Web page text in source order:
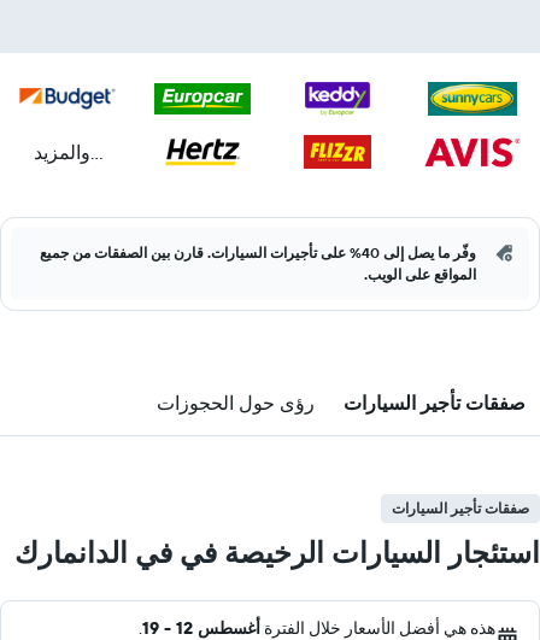
...والمزيد
وفّر ما يصل إلى 40% على تأجيرات السيارات. قارن بين الصفقات من جميع
المواقع على الويب.
صفقات تأجير السيارات رؤى حول الحجوزات
صفقات تأجير السيارات
استئجار السيارات الرخيصة في في الدانمارك
هذه هي أفضل الأسعار خلال الفترة أغسطس 12 - 19 .